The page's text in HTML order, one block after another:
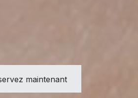
maintenant